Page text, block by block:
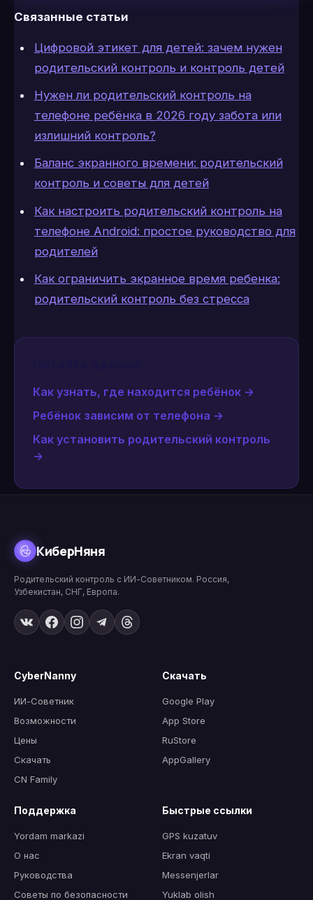
Связанные статьи
Цифровой этикет для детей: зачем нужен
родительский контроль и контроль детей
Нужен ли родительский контроль на
телефоне ребёнка в 2026 году забота или
излишний контроль?
Баланс экранного времени: родительский
контроль и советы для детей
Как настроить родительский контроль на
телефоне Android: простое руководство для
родителей
Как ограничить экранное время ребенка:
родительский контроль без стресса
Как узнать, где находится ребёнок →
Ребёнок зависим от телефона →
Как установить родительский контроль
→
КиберНяня
Родительский контроль с ИИ-Советником. Россия,
Узбекистан, СНГ, Европа.
CyberNanny
ИИ-Советник
Возможности
Цены
Скачать
CN Family
Скачать
Google Play
App Store
RuStore
AppGallery
Поддержка
Yordam markazi
О нас
Руководства
Советы по безопасности
Быстрые ссылки
GPS kuzatuv
Ekran vaqti
Messenjerlar
Yuklab olish